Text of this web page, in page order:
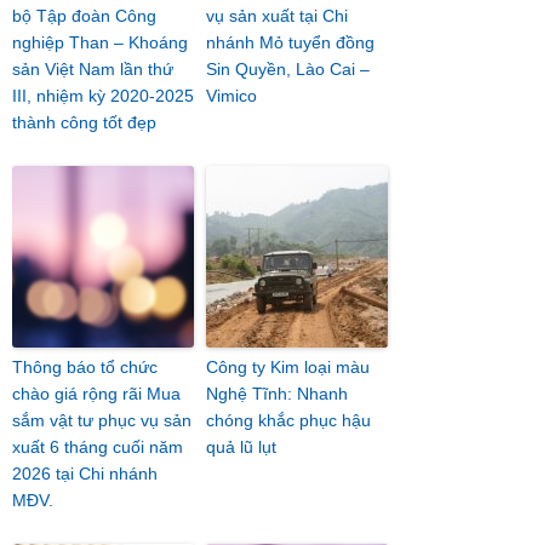
bộ Tập đoàn Công
nghiệp Than – Khoáng
sản Việt Nam lần thứ
III, nhiệm kỳ 2020-2025
thành công tốt đẹp
vụ sản xuất tại Chi
nhánh Mỏ tuyển đồng
Sin Quyền, Lào Cai –
Vimico
Thông báo tổ chức
chào giá rộng rãi Mua
sắm vật tư phục vụ sản
xuất 6 tháng cuối năm
2026 tại Chi nhánh
MĐV.
Công ty Kim loại màu
Nghệ Tĩnh: Nhanh
chóng khắc phục hậu
quả lũ lụt